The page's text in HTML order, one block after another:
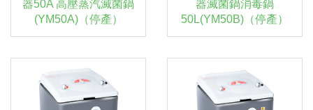
器50A 高壓蒸汽滅菌鍋
(YM50A)（停產）
器滅菌鍋消毒鍋
50L(YM50B)（停產）